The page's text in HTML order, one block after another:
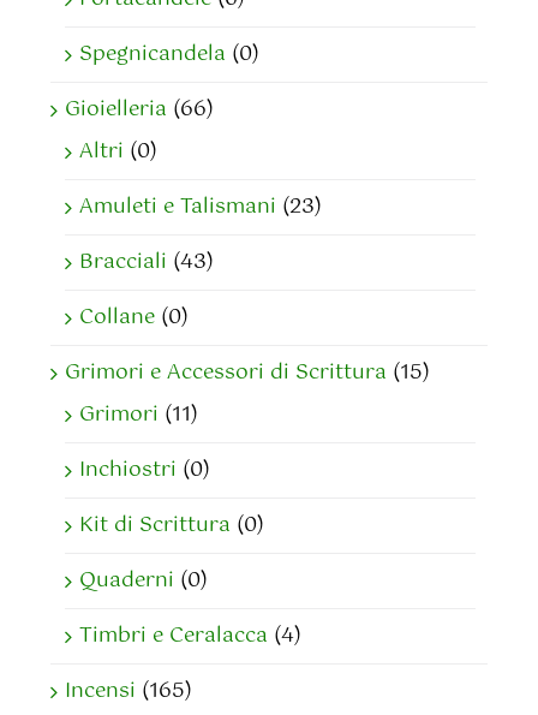
Spegnicandela (0)
Gioielleria (66)
Altri (0)
Amuleti e Talismani (23)
Bracciali (43)
Collane (0)
Grimori e Accessori di Scrittura (15)
Grimori (11)
Inchiostri (0)
Kit di Scrittura (0)
Quaderni (0)
Timbri e Ceralacca (4)
Incensi (165)